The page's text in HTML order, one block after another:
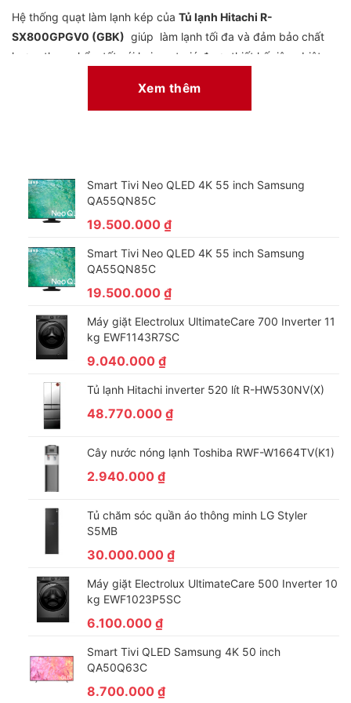
Hệ thống quạt làm lạnh kép của Tủ lạnh Hitachi R-
SX800GPGV0 (GBK) giúp làm lạnh tối đa và đảm bảo chất
lượng thực phẩm tốt với hai quạt gió được thiết kế riêng biệt
các ngăn được làm lạnh một cách thích hợp mà còn giúp tủ
lạnh duy trì độ ẩm tối ưu, thực phẩm tươi ngon và luôn đảm bảo
giúp nhận biết sự thay đổi nhiệt độ tại mọi thời điểm.
minh Eco nâng cao hiệu quả tiết kiệm điện
Để hỗ trợ cho tủ lạnh có thể tối ưu hóa năng lượng tốt hơn nữa
thì, chiếc tủ lạnh Side By Side Hitachi Inverter này đã được
trang bị 2 cảm biến nhiệt Eco cho mỗi ngăn tủ: 1 cho ngăn mát,
cảu tứng ngăn, từ đó điều chỉnh công suất làm việc phù hợp,
tiết kiệm nhất cho bạn.
Xem thêm
Smart Tivi Neo QLED 4K 55 inch Samsung
QA55QN85C
19.500.000 ₫
Smart Tivi Neo QLED 4K 55 inch Samsung
QA55QN85C
19.500.000 ₫
Máy giặt Electrolux UltimateCare 700 Inverter 11
kg EWF1143R7SC
9.040.000 ₫
Tủ lạnh Hitachi inverter 520 lít R-HW530NV(X)
48.770.000 ₫
Cây nước nóng lạnh Toshiba RWF-W1664TV(K1)
2.940.000 ₫
Tủ chăm sóc quần áo thông minh LG Styler
S5MB
30.000.000 ₫
Máy giặt Electrolux UltimateCare 500 Inverter 10
kg EWF1023P5SC
6.100.000 ₫
Smart Tivi QLED Samsung 4K 50 inch
QA50Q63C
8.700.000 ₫